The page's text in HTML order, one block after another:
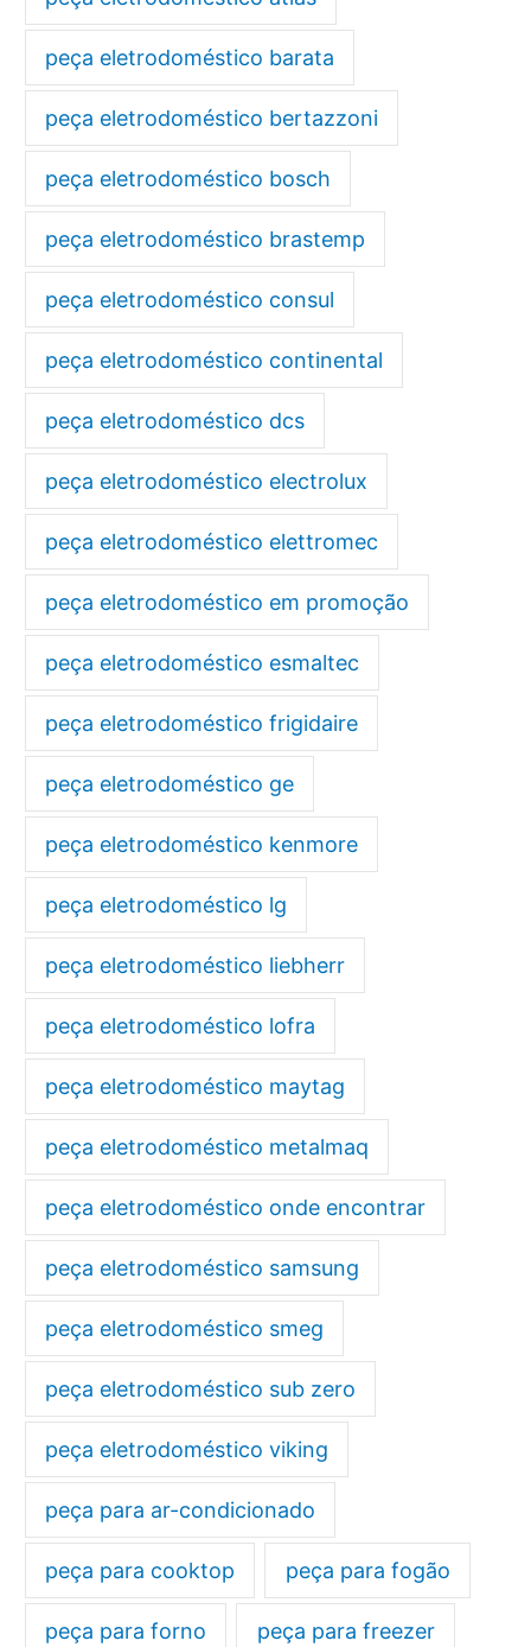
peça eletrodoméstico barata
peça eletrodoméstico bertazzoni
peça eletrodoméstico bosch
peça eletrodoméstico brastemp
peça eletrodoméstico consul
peça eletrodoméstico continental
peça eletrodoméstico dcs
peça eletrodoméstico electrolux
peça eletrodoméstico elettromec
peça eletrodoméstico em promoção
peça eletrodoméstico esmaltec
peça eletrodoméstico frigidaire
peça eletrodoméstico ge
peça eletrodoméstico kenmore
peça eletrodoméstico lg
peça eletrodoméstico liebherr
peça eletrodoméstico lofra
peça eletrodoméstico maytag
peça eletrodoméstico metalmaq
peça eletrodoméstico onde encontrar
peça eletrodoméstico samsung
peça eletrodoméstico smeg
peça eletrodoméstico sub zero
peça eletrodoméstico viking
peça para ar-condicionado
peça para cooktop peça para fogão
peça para forno peça para freezer